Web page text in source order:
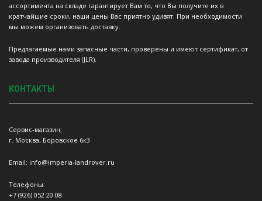
ассортимента на складе гарантирует Вам то, что Вы получите их в
кратчайшие сроки, наши цены Вас приятно удивят. При необходимости
мы можем организовать доставку.
Предлагаемые нами запасные части, проверены и имеют сертификат, от
завода производителя (JLR).
КОНТАКТЫ
Сервис-магазин;
г. Москва, Боровское 6к3
Email: info@imperia-landrover.ru
Телефоны:
+7 (926) 052 20 08.